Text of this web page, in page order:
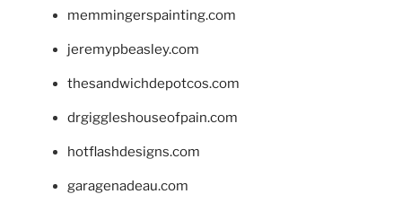
memmingerspainting.com
jeremypbeasley.com
thesandwichdepotcos.com
drgiggleshouseofpain.com
hotflashdesigns.com
garagenadeau.com